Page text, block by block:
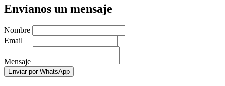
Envíanos un mensaje
Nombre
Email
Mensaje
Enviar por WhatsApp